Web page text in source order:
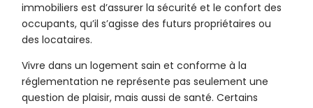
immobiliers est d’assurer la sécurité et le confort des
occupants, qu’il s’agisse des futurs propriétaires ou
des locataires.
Vivre dans un logement sain et conforme à la
réglementation ne représente pas seulement une
question de plaisir, mais aussi de santé. Certains